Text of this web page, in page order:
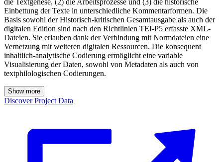
Einbettung der Texte in unterschiedliche Kommentarformen. Die
Basis sowohl der Historisch-kritischen Gesamtausgabe als auch der
digitalen Edition sind nach den Richtlinien TEI-P5 erfasste XML-
Dateien. Sie erlauben dank der Verbindung mit Normdateien eine
Vernetzung mit weiteren digitalen Ressourcen. Die konsequent
inhaltlich-analytische Codierung ermöglicht eine variable
Visualisierung der Daten, sowohl von Metadaten als auch von
textphilologischen Codierungen.
Show more
Discover Project Data